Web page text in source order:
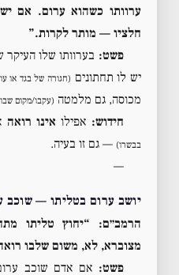
ערוותו כשהוא ערום. אם
חלציו — מותר לקרות.”
פשט: בערוותו שלו
יש לו תחתונים (חגורה של בגד או
מכוסה, גם מלמטה (עקבו/מקום
חידוש: אפילו אינו רואה
בבשרו) — גם זו בעיה.
—
יושב ערום בטליתו — שוכב
הרמב״ם: “יחוץ טליתו
מצוברא, לא, משום שלבו
פשט: אם אדם שוכב